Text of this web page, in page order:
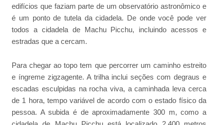
edifícios que faziam parte de um observatório astronômico e
é um ponto de tutela da cidadela. De onde você pode ver
todos a cidadela de Machu Picchu, incluindo acessos e
estradas que a cercam.
Para chegar ao topo tem que percorrer um caminho estreito
e íngreme zigzagente. A trilha inclui seções com degraus e
escadas esculpidas na rocha viva, a caminhada leva cerca
de 1 hora, tempo variável de acordo com o estado físico da
pessoa. A subida é de aproximadamente 300 m, como a